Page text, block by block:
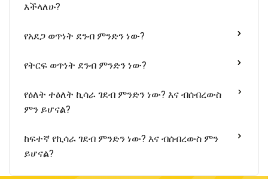
እችላለሁ?
የአደጋ ወጥነት ደንብ ምንድን ነው?
የትርፍ ወጥነት ደንብ ምንድን ነው?
የዕለት ተዕለት ኪሳራ ገደብ ምንድን ነው? እና ብሰብረውስ
ምን ይሆናል?
ከፍተኛ የኪሳራ ገደብ ምንድን ነው? እና ብሰብረውስ ምን
ይሆናል?